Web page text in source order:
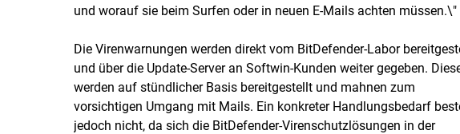
und worauf sie beim Surfen oder in neuen E-Mails achten müssen.\"
Die Virenwarnungen werden direkt vom BitDefender-Labor
und über die Update-Server an Softwin-Kunden weiter gegeben.
werden auf stündlicher Basis bereitgestellt und mahnen zum
vorsichtigen Umgang mit Mails. Ein konkreter Handlungsbedarf
jedoch nicht, da sich die BitDefender-Virenschutzlösungen in der